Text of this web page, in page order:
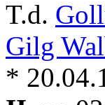
T.d.
Gilg
*